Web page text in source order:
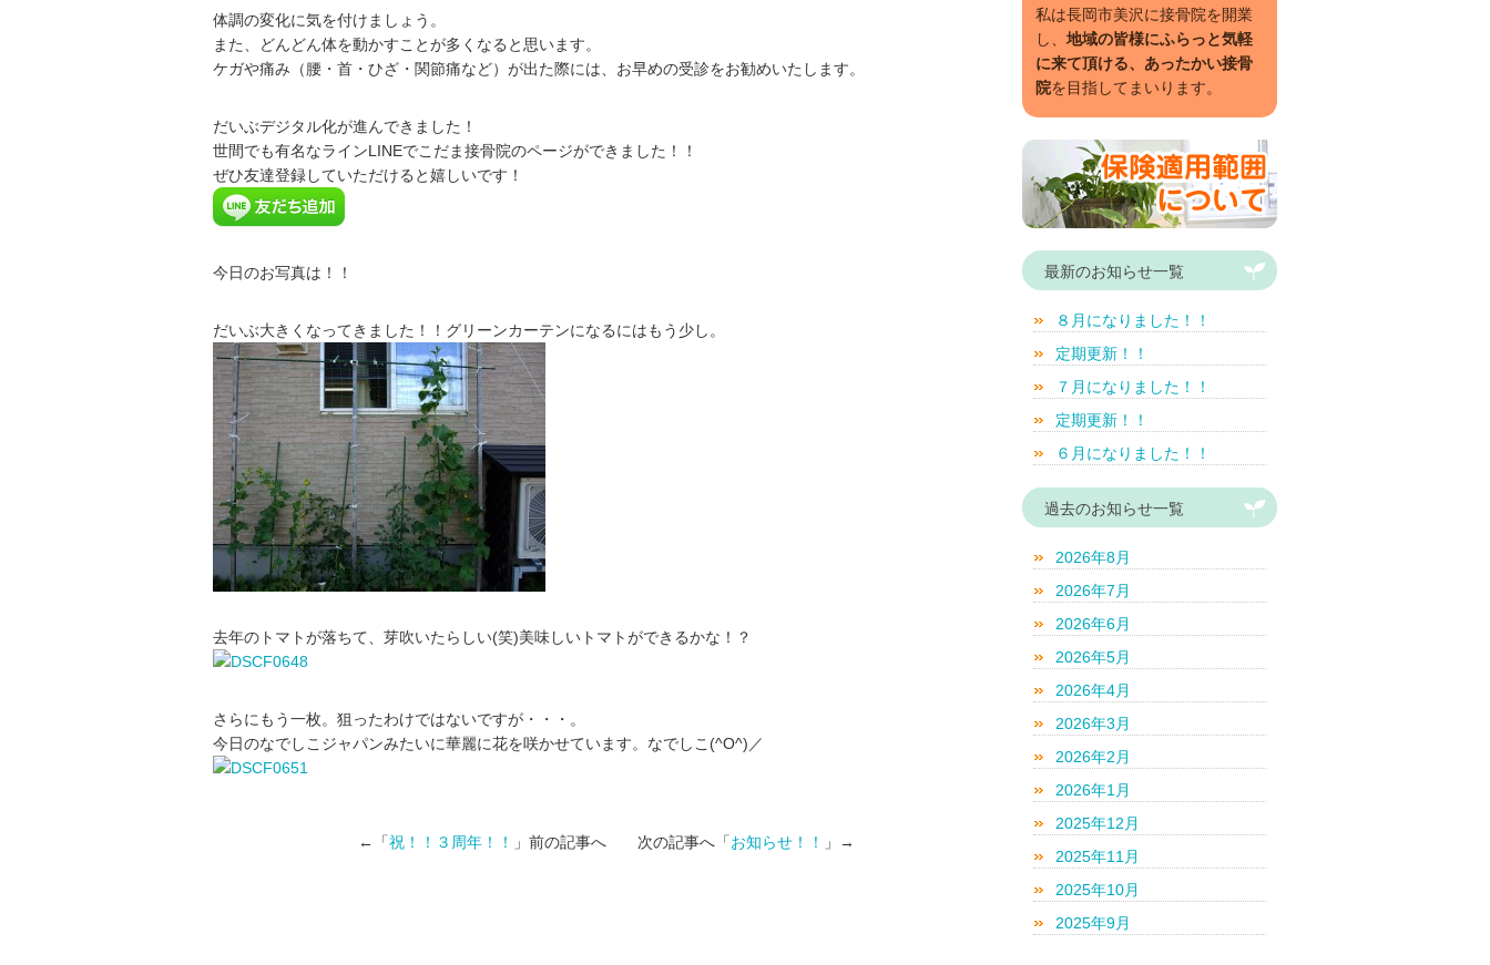
私は長岡市美沢に接骨院を開業
し、 地域の皆様にふらっと気軽
に来て頂ける、あったかい接骨
院を目指してまいります。
最新のお知らせ一覧
８月になりました！！
定期更新！！
７月になりました！！
定期更新！！
６月になりました！！
過去のお知らせ一覧
2026年8月
2026年7月
2026年6月
2026年5月
2026年4月
2026年3月
2026年2月
2026年1月
2025年12月
2025年11月
2025年10月
2025年9月
体調の変化に気を付けましょう。
また、どんどん体を動かすことが多くなると思います。
ケガや痛み（腰・首・ひざ・関節痛など）が出た際には、お早めの受診をお勧めいたします。
だいぶデジタル化が進んできました！
世間でも有名なラインLINEでこだま接骨院のページができました！！
ぜひ友達登録していただけると嬉しいです！
今日のお写真は！！
だいぶ大きくなってきました！！グリーンカーテンになるにはもう少し。
去年のトマトが落ちて、芽吹いたらしい(笑)美味しいトマトができるかな！？
さらにもう一枚。狙ったわけではないですが・・・。
今日のなでしこジャパンみたいに華麗に花を咲かせています。なでしこ(^O^)／
←「祝！！３周年！！ 」前の記事へ 次の記事へ「お知らせ！！ 」→